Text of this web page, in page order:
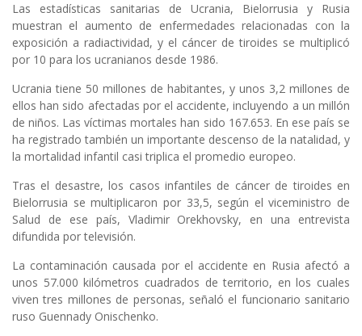
Las estadísticas sanitarias de Ucrania, Bielorrusia y Rusia
muestran el aumento de enfermedades relacionadas con la
exposición a radiactividad, y el cáncer de tiroides se multiplicó
por 10 para los ucranianos desde 1986.
Ucrania tiene 50 millones de habitantes, y unos 3,2 millones de
ellos han sido afectadas por el accidente, incluyendo a un millón
de niños. Las víctimas mortales han sido 167.653. En ese país se
ha registrado también un importante descenso de la natalidad, y
la mortalidad infantil casi triplica el promedio europeo.
Tras el desastre, los casos infantiles de cáncer de tiroides en
Bielorrusia se multiplicaron por 33,5, según el viceministro de
Salud de ese país, Vladimir Orekhovsky, en una entrevista
difundida por televisión.
La contaminación causada por el accidente en Rusia afectó a
unos 57.000 kilómetros cuadrados de territorio, en los cuales
viven tres millones de personas, señaló el funcionario sanitario
ruso Guennady Onischenko.